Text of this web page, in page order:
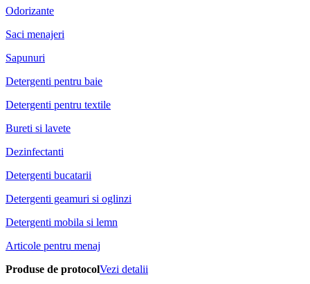
Odorizante
Saci menajeri
Sapunuri
Detergenti pentru baie
Detergenti pentru textile
Bureti si lavete
Dezinfectanti
Detergenti bucatarii
Detergenti geamuri si oglinzi
Detergenti mobila si lemn
Articole pentru menaj
Produse de protocolVezi detalii